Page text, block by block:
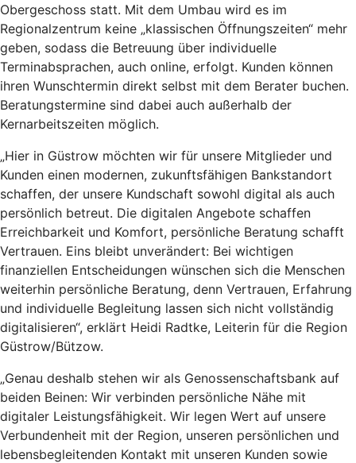
Obergeschoss statt. Mit dem Umbau wird es im
Regionalzentrum keine „klassischen Öffnungszeiten“ mehr
geben, sodass die Betreuung über individuelle
Terminabsprachen, auch online, erfolgt. Kunden können
ihren Wunschtermin direkt selbst mit dem Berater buchen.
Beratungstermine sind dabei auch außerhalb der
Kernarbeitszeiten möglich.
„Hier in Güstrow möchten wir für unsere Mitglieder und
Kunden einen modernen, zukunftsfähigen Bankstandort
schaffen, der unsere Kundschaft sowohl digital als auch
persönlich betreut. Die digitalen Angebote schaffen
Erreichbarkeit und Komfort, persönliche Beratung schafft
Vertrauen. Eins bleibt unverändert: Bei wichtigen
finanziellen Entscheidungen wünschen sich die Menschen
weiterhin persönliche Beratung, denn Vertrauen, Erfahrung
und individuelle Begleitung lassen sich nicht vollständig
digitalisieren“, erklärt Heidi Radtke, Leiterin für die Region
Güstrow/Bützow.
„Genau deshalb stehen wir als Genossenschaftsbank auf
beiden Beinen: Wir verbinden persönliche Nähe mit
digitaler Leistungsfähigkeit. Wir legen Wert auf unsere
Verbundenheit mit der Region, unseren persönlichen und
lebensbegleitenden Kontakt mit unseren Kunden sowie